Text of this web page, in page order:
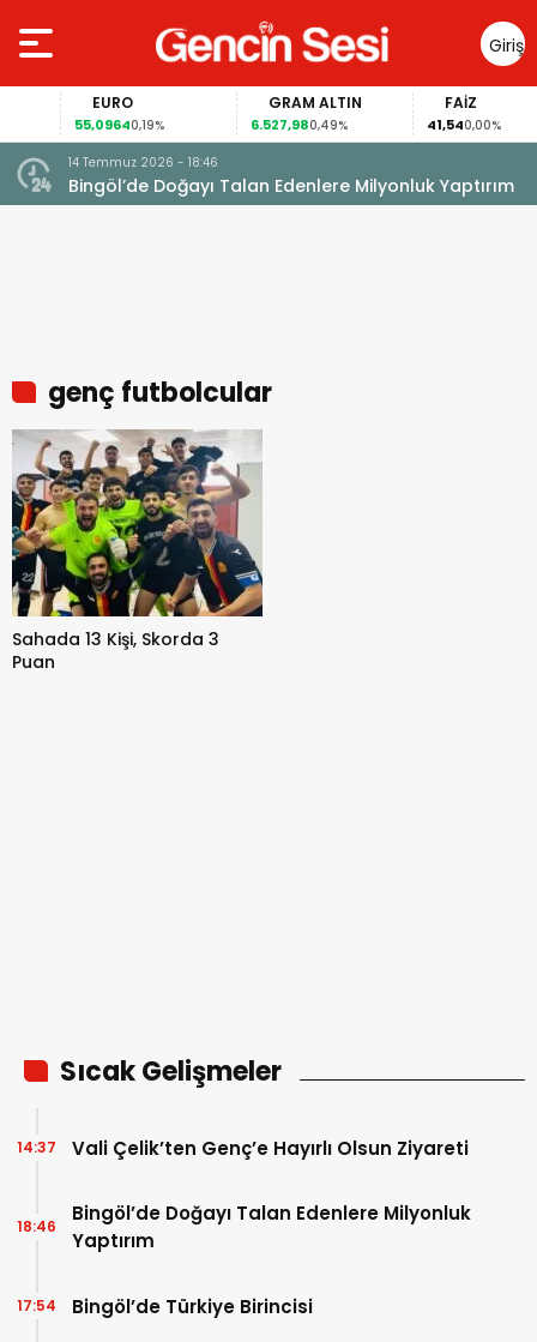
Giriş
Yap
EURO
55,09640,19%
GRAM ALTIN
6.527,980,49%
FAİZ
41,540,00%
14 Temmuz 2026 - 18:46
Bingöl’de Doğayı Talan Edenlere Milyonluk Yaptırım
genç futbolcular
Sahada 13 Kişi, Skorda 3
Puan
Sıcak Gelişmeler
Vali Çelik’ten Genç’e Hayırlı Olsun Ziyareti
14:37
Bingöl’de Doğayı Talan Edenlere Milyonluk
Yaptırım
18:46
Bingöl’de Türkiye Birincisi
17:54